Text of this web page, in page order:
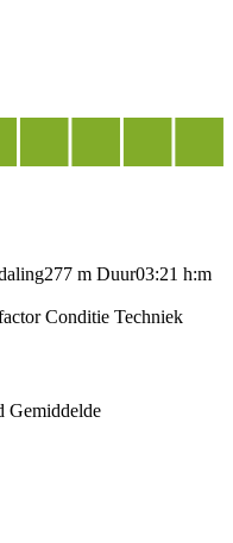
277 m Duur03:21 h:m
Conditie Techniek
Gemiddelde